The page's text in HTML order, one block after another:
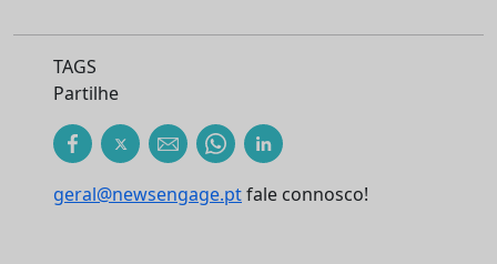
TAGS
Partilhe
geral@newsengage.ptfale connosco!